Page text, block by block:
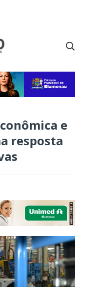
e
resposta